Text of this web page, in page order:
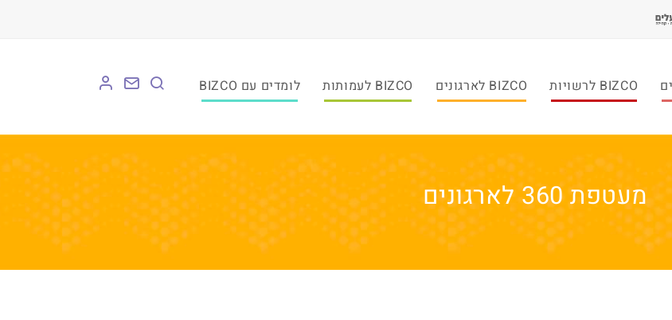
BIZCO לרשויות BIZCO לארגונים BIZCO לעמותות לומדים עם BIZCO
מעטפת 360 לארגונים